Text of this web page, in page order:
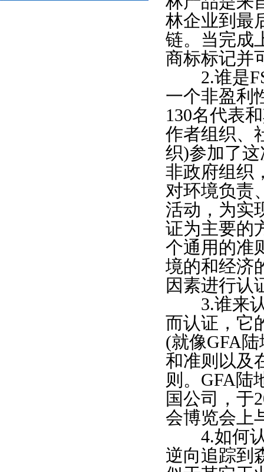
林企业到最
链。当完成
商标标记并
2.谁是
一个非盈利
130名代表
作者组织、
织)参加了
非政府组织
对环境负责
活动，为实
证为主要的
个通用的准
境的和经济
因素进行认
3.谁来认
而认证，它
(就像GFA
和准则以及
则。GFA陆
国公司，于
会博览会上
4.如何认
逆向追踪到